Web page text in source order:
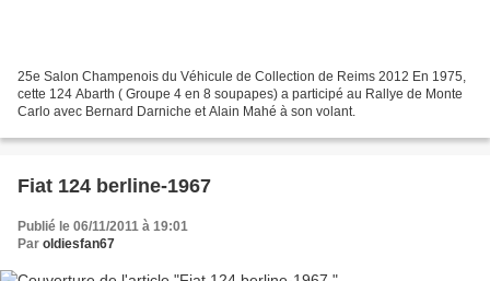
25e Salon Champenois du Véhicule de Collection de Reims 2012 En 1975,
cette 124 Abarth ( Groupe 4 en 8 soupapes) a participé au Rallye de Monte
Carlo avec Bernard Darniche et Alain Mahé à son volant.
Fiat 124 berline-1967
Publié le 06/11/2011 à 19:01
Par oldiesfan67